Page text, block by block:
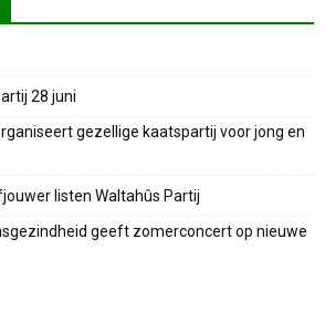
28 juni
gezellige kaatspartij voor jong en
listen Waltahûs Partij
geeft zomerconcert op nieuwe